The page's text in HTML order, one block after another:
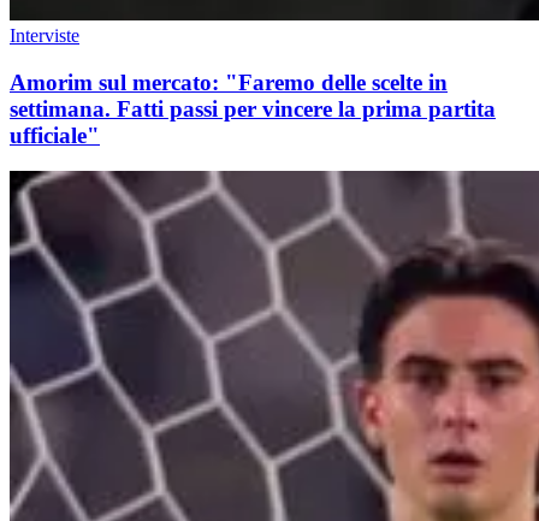
Interviste
Amorim sul mercato: "Faremo delle scelte in
settimana. Fatti passi per vincere la prima partita
ufficiale"